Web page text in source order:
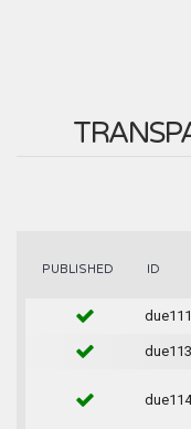
PUBLISHED ID
due111
due113
due114